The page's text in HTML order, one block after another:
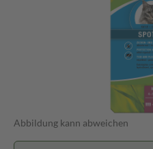
Abbildung kann abweichen